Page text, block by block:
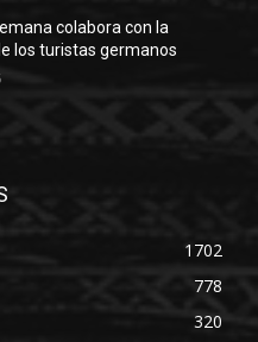
colabora con la
los turistas germanos
1702
778
320